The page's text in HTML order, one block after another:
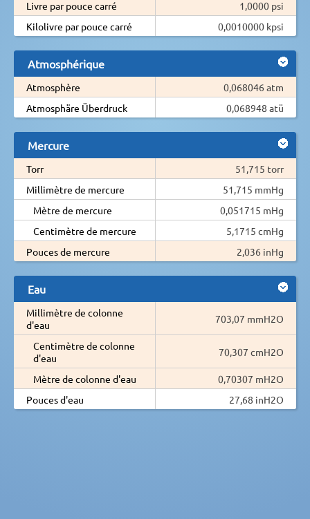
Livre par pouce carré
1,0000 psi
Kilolivre par pouce carré
0,0010000 kpsi
Atmosphérique
Atmosphère
0,068046 atm
Atmosphäre Überdruck
0,068948 atü
Mercure
Torr
51,715 torr
Millimètre de mercure
51,715 mmHg
Mètre de mercure
0,051715 mHg
Centimètre de mercure
5,1715 cmHg
Pouces de mercure
2,036 inHg
Eau
Millimètre de colonne
d'eau
703,07 mmH2O
Centimètre de colonne
d'eau
70,307 cmH2O
Mètre de colonne d'eau
0,70307 mH2O
Pouces d'eau
27,68 inH2O